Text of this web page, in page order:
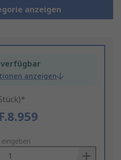
anzeigen
anzeigen